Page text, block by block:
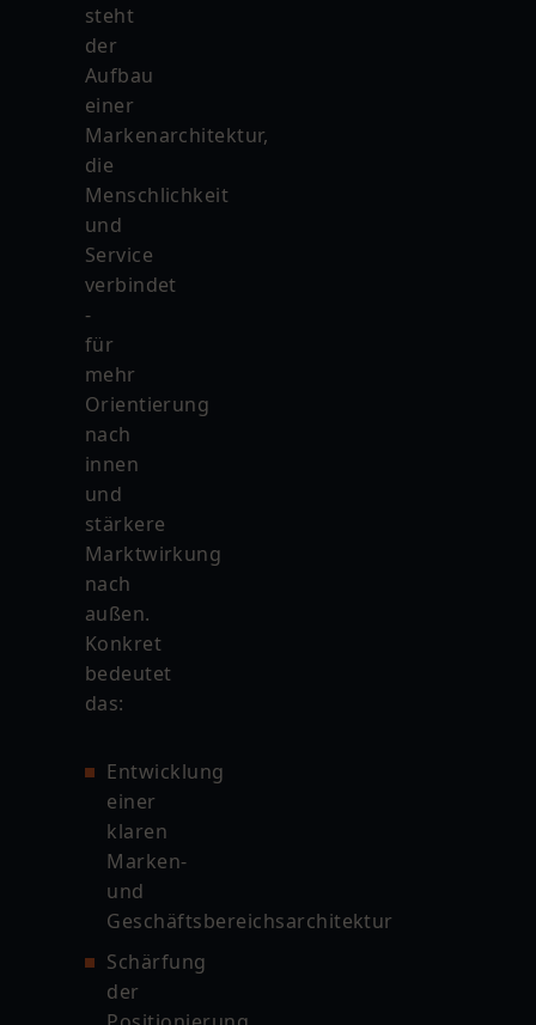
steht
der
Aufbau
einer
Markenarchitektur,
die
Menschlichkeit
und
Service
verbindet
-
für
mehr
Orientierung
nach
innen
und
stärkere
Marktwirkung
nach
außen.
Konkret
bedeutet
das:
Entwicklung
einer
klaren
Marken-
und
Geschäftsbereichsarchitektur
Schärfung
der